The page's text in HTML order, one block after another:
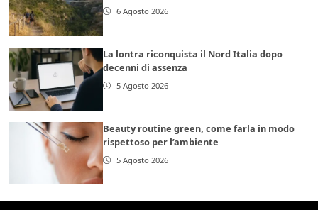
6 Agosto 2026
La lontra riconquista il Nord Italia dopo
decenni di assenza
5 Agosto 2026
Beauty routine green, come farla in modo
rispettoso per l’ambiente
5 Agosto 2026